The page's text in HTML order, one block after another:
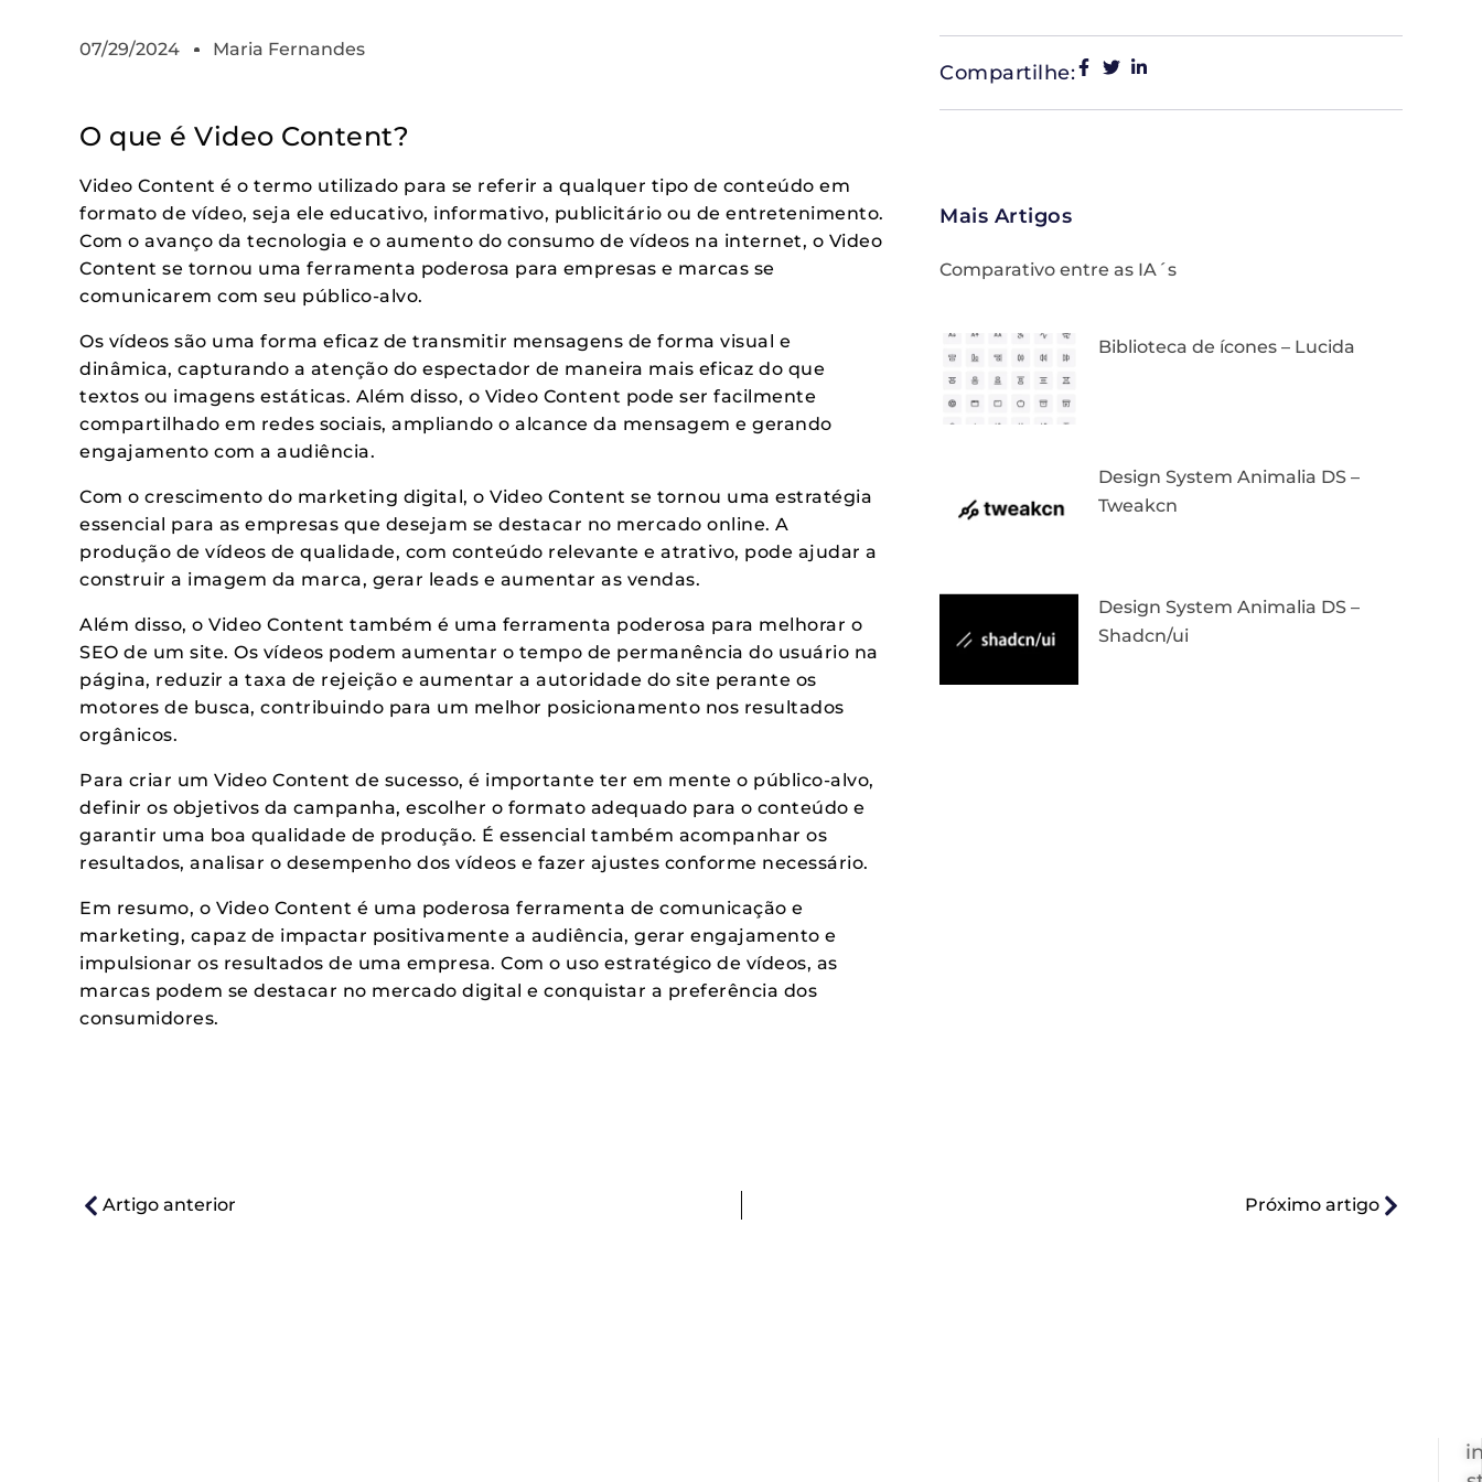
07/29/2024 Maria Fernandes
O que é Video Content?
Video Content é o termo utilizado para se referir a qualquer tipo de conteúdo em
formato de vídeo, seja ele educativo, informativo, publicitário ou de entretenimento.
Com o avanço da tecnologia e o aumento do consumo de vídeos na internet, o Video
Content se tornou uma ferramenta poderosa para empresas e marcas se
comunicarem com seu público-alvo.
Os vídeos são uma forma eficaz de transmitir mensagens de forma visual e
dinâmica, capturando a atenção do espectador de maneira mais eficaz do que
textos ou imagens estáticas. Além disso, o Video Content pode ser facilmente
compartilhado em redes sociais, ampliando o alcance da mensagem e gerando
engajamento com a audiência.
Com o crescimento do marketing digital, o Video Content se tornou uma estratégia
essencial para as empresas que desejam se destacar no mercado online. A
produção de vídeos de qualidade, com conteúdo relevante e atrativo, pode ajudar a
construir a imagem da marca, gerar leads e aumentar as vendas.
Além disso, o Video Content também é uma ferramenta poderosa para melhorar o
SEO de um site. Os vídeos podem aumentar o tempo de permanência do usuário na
página, reduzir a taxa de rejeição e aumentar a autoridade do site perante os
motores de busca, contribuindo para um melhor posicionamento nos resultados
orgânicos.
Para criar um Video Content de sucesso, é importante ter em mente o público-alvo,
definir os objetivos da campanha, escolher o formato adequado para o conteúdo e
garantir uma boa qualidade de produção. É essencial também acompanhar os
resultados, analisar o desempenho dos vídeos e fazer ajustes conforme necessário.
Em resumo, o Video Content é uma poderosa ferramenta de comunicação e
marketing, capaz de impactar positivamente a audiência, gerar engajamento e
impulsionar os resultados de uma empresa. Com o uso estratégico de vídeos, as
marcas podem se destacar no mercado digital e conquistar a preferência dos
consumidores.
Compartilhe:
Mais Artigos
Comparativo entre as IA´s
Biblioteca de ícones – Lucida
Design System Animalia DS –
Tweakcn
Design System Animalia DS –
Shadcn/ui
Artigo anterior Próximo artigo